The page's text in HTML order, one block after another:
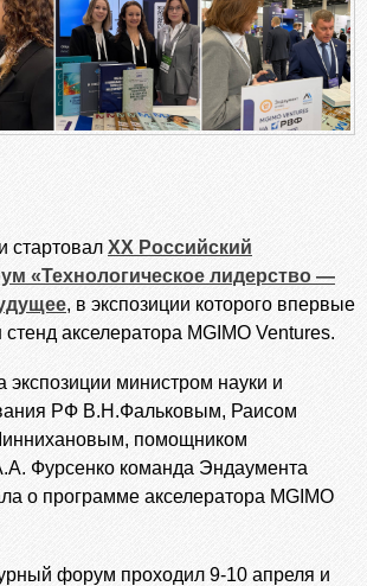
стартовал XX Российский
«Технологическое лидерство —
, в экспозиции которого впервые
акселератора MGIMO Ventures.
экспозиции министром науки и
РФ В.Н.Фальковым, Раисом
помощником
Фурсенко команда Эндаумента
о программе акселератора MGIMO
форум проходил 9-10 апреля и